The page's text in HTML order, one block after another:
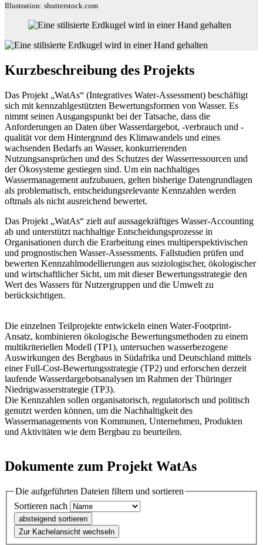
Illustration: shutterstock.com
Kurzbeschreibung des Projekts
Das Projekt „WatAs“ (Integratives Water-Assessment) beschäftigt
sich mit kennzahlgestützten Bewertungsformen von Wasser. Es
nimmt seinen Ausgangspunkt bei der Tatsache, dass die
Anforderungen an Daten über Wasserdargebot, -verbrauch und -
qualität vor dem Hintergrund des Klimawandels und eines
wachsenden Bedarfs an Wasser, konkurrierenden
Nutzungsansprüchen und des Schutzes der Wasserressourcen und
der Ökosysteme gestiegen sind. Um ein nachhaltiges
Wassermanagement aufzubauen, gelten bisherige Datengrundlagen
als problematisch, entscheidungsrelevante Kennzahlen werden
oftmals als nicht ausreichend bewertet.
Das Projekt „WatAs“ zielt auf aussagekräftiges Wasser-Accounting
ab und unterstützt nachhaltige Entscheidungsprozesse in
Organisationen durch die Erarbeitung eines multiperspektivischen
und prognostischen Wasser-Assessments. Fallstudien prüfen und
bewerten Kennzahlmodellierungen aus soziologischer, ökologischer
und wirtschaftlicher Sicht, um mit dieser Bewertungsstrategie den
Wert des Wassers für Nutzergruppen und die Umwelt zu
berücksichtigen.
Die einzelnen Teilprojekte entwickeln einen Water-Footprint-
Ansatz, kombinieren ökologische Bewertungsmethoden zu einem
multikriteriellen Modell (TP1), untersuchen wasserbezogene
Auswirkungen des Bergbaus in Südafrika und Deutschland mittels
einer Full-Cost-Bewertungsstrategie (TP2) und erforschen derzeit
laufende Wasserdargebotsanalysen im Rahmen der Thüringer
Niedrigwasserstrategie (TP3).
Die Kennzahlen sollen organisatorisch, regulatorisch und politisch
genutzt werden können, um die Nachhaltigkeit des
Wassermanagements von Kommunen, Unternehmen, Produkten
und Aktivitäten wie dem Bergbau zu beurteilen.
Dokumente zum Projekt WatAs
Die aufgeführten Dateien filtern und sortieren
Sortieren nach
absteigend sortieren
Zur Kachelansicht wechseln